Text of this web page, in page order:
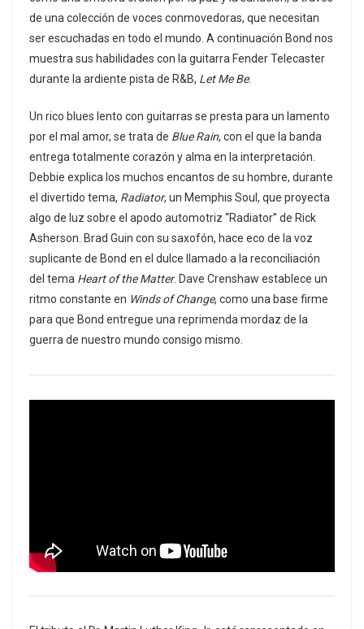
de una colección de voces conmovedoras, que necesitan
ser escuchadas en todo el mundo. A continuación Bond nos
muestra sus habilidades con la guitarra Fender Telecaster
durante la ardiente pista de R&B, Let Me Be.
Un rico blues lento con guitarras se presta para un lamento
por el mal amor, se trata de Blue Rain, con el que la banda
entrega totalmente corazón y alma en la interpretación.
Debbie explica los muchos encantos de su hombre, durante
el divertido tema, Radiator, un Memphis Soul, que proyecta
algo de luz sobre el apodo automotriz “Radiator” de Rick
Asherson. Brad Guin con su saxofón, hace eco de la voz
suplicante de Bond en el dulce llamado a la reconciliación
del tema Heart of the Matter. Dave Crenshaw establece un
ritmo constante en Winds of Change, como una base firme
para que Bond entregue una reprimenda mordaz de la
guerra de nuestro mundo consigo mismo.